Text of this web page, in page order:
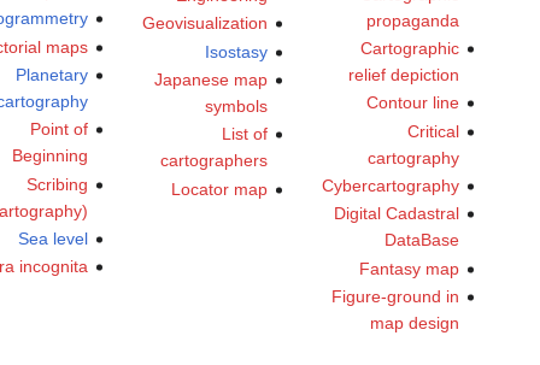
propaganda
Cartographic
relief depiction
Contour line
Critical
cartography
Cybercartography
Digital Cadastral
DataBase
Fantasy map
Figure-ground in
map design
Geovisualization
Isostasy
Japanese map
symbols
List of
cartographers
Locator map
Photogrammetry
Pictorial maps
Planetary
cartography
Point of
Beginning
Scribing
(cartography)
Sea level
Terra incognita